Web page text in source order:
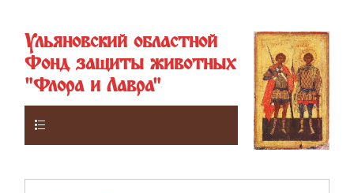
Ульяновский областной
Фонд защиты животных
"Флора и Лавра"